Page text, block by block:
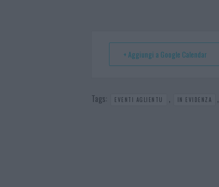
t p
+ Aggiungi a Google Calendar
Tags: EVENTI AGLIENTU , IN EVIDENZA ,